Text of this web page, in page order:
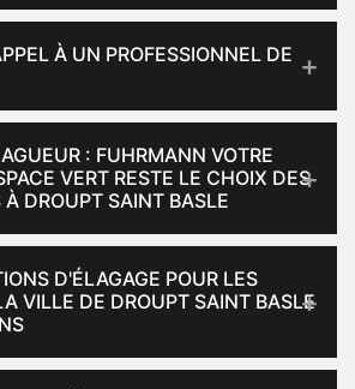
À UN PROFESSIONNEL DE
: FUHRMANN VOTRE
VERT RESTE LE CHOIX DES
À DROUPT SAINT BASLE
D'ÉLAGAGE POUR LES
VILLE DE DROUPT SAINT BASLE